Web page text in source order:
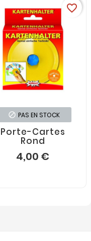
block PAS EN STOCK
    
Porte-Cartes
Rond
4,00 €
favorite_border